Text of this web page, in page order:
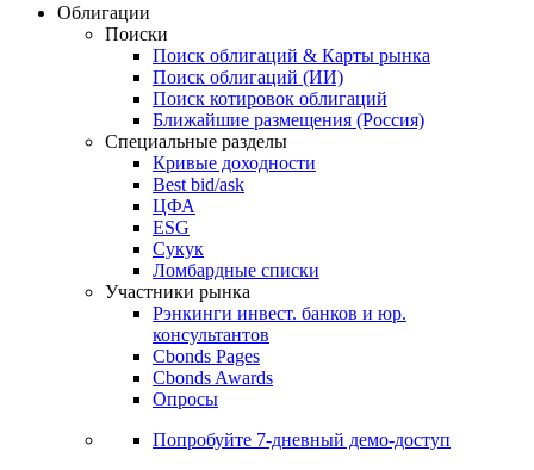
Облигации
Поиски
Поиск облигаций & Карты рынка
Поиск облигаций (ИИ)
Поиск котировок облигаций
Ближайшие размещения (Россия)
Специальные разделы
Кривые доходности
Best bid/ask
ЦФА
ESG
Сукук
Ломбардные списки
Участники рынка
Рэнкинги инвест. банков и юр.
консультантов
Cbonds Pages
Cbonds Awards
Опросы
Попробуйте 7-дневный демо-доступ